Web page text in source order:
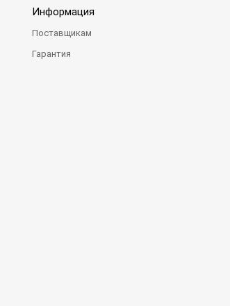
Информация
Поставщикам
Гарантия